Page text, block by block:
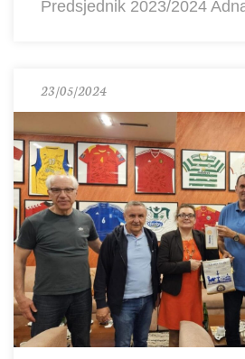
Predsjednik 2023/2024
23/05/2024